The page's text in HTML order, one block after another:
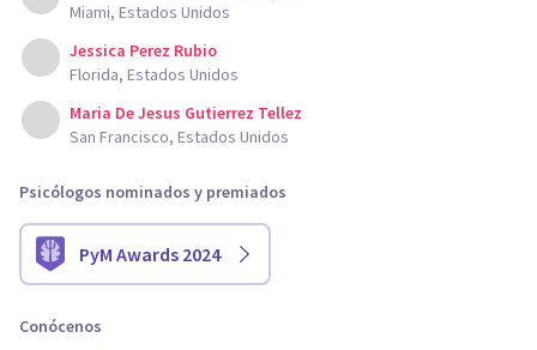
Miami, Estados Unidos
Jessica Perez Rubio
Florida, Estados Unidos
Maria De Jesus Gutierrez Tellez
San Francisco, Estados Unidos
Psicólogos nominados y premiados
PyM Awards 2024
Conócenos